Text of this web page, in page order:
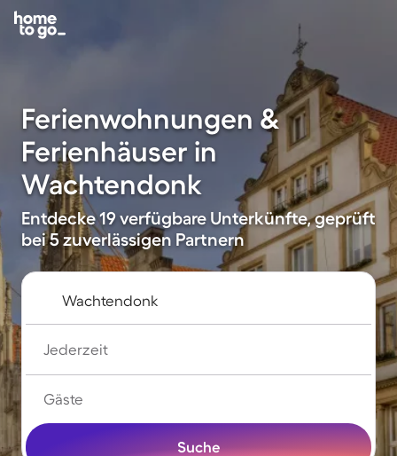
Ferienwohnungen &
Ferienhäuser in
Wachtendonk
Entdecke 19 verfügbare Unterkünfte, geprüft
bei 5 zuverlässigen Partnern
Jederzeit
Gäste
Suche